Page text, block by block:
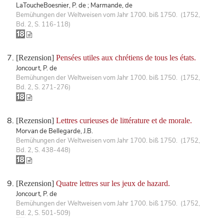
LaToucheBoesnier, P. de ; Marmande, de
Bemühungen der Weltweisen vom Jahr 1700. biß 1750. (1752,
Bd. 2, S. 116-118)
[Rezension] Pensées utiles aux chrétiens de tous les états.
Joncourt, P. de
Bemühungen der Weltweisen vom Jahr 1700. biß 1750. (1752,
Bd. 2, S. 271-276)
[Rezension] Lettres curieuses de littérature et de morale.
Morvan de Bellegarde, J.B.
Bemühungen der Weltweisen vom Jahr 1700. biß 1750. (1752,
Bd. 2, S. 438-448)
[Rezension] Quatre lettres sur les jeux de hazard.
Joncourt, P. de
Bemühungen der Weltweisen vom Jahr 1700. biß 1750. (1752,
Bd. 2, S. 501-509)